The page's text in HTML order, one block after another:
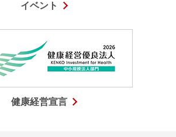
イベント
健康経営宣言